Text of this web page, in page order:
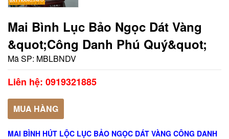
Mai Bình Lục Bảo Ngọc Dát Vàng
&quot;Công Danh Phú Quý&quot;
Mã SP: MBLBNDV
Liên hệ: 0919321885
MUA HÀNG
MAI BÌNH HÚT LỘC LỤC BẢO NGỌC DÁT VÀNG CÔNG DANH